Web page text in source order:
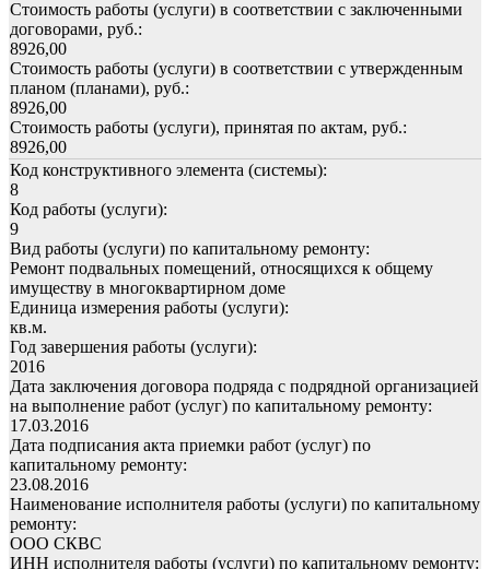
Стоимость работы (услуги) в соответствии с заключенными
договорами, руб.:
8926,00
Стоимость работы (услуги) в соответствии с утвержденным
планом (планами), руб.:
8926,00
Стоимость работы (услуги), принятая по актам, руб.:
8926,00
Код конструктивного элемента (системы):
8
Код работы (услуги):
9
Вид работы (услуги) по капитальному ремонту:
Ремонт подвальных помещений, относящихся к общему
имуществу в многоквартирном доме
Единица измерения работы (услуги):
кв.м.
Год завершения работы (услуги):
2016
Дата заключения договора подряда с подрядной организацией
на выполнение работ (услуг) по капитальному ремонту:
17.03.2016
Дата подписания акта приемки работ (услуг) по
капитальному ремонту:
23.08.2016
Наименование исполнителя работы (услуги) по капитальному
ремонту:
ООО СКВС
ИНН исполнителя работы (услуги) по капитальному ремонту: